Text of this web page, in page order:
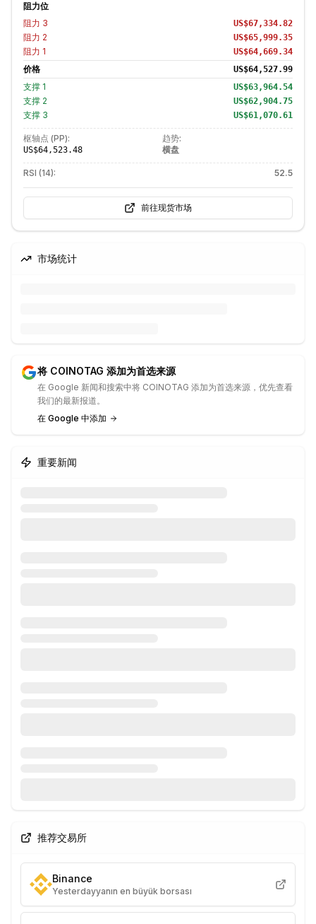
阻力位
阻力 3 US$67,334.82
阻力 2 US$65,999.35
阻力 1 US$64,669.34
价格 US$64,527.99
支撑 1 US$63,964.54
支撑 2 US$62,904.75
支撑 3 US$61,070.61
枢轴点 (PP):
US$64,523.48
趋势:
横盘
RSI (14): 52.5
前往现货市场
市场统计
将 COINOTAG 添加为首选来源
在 Google 新闻和搜索中将 COINOTAG 添加为首选来源，优先查看
我们的最新报道。
在 Google 中添加
重要新闻
推荐交易所
Binance
Yesterdayyanın en büyük borsası